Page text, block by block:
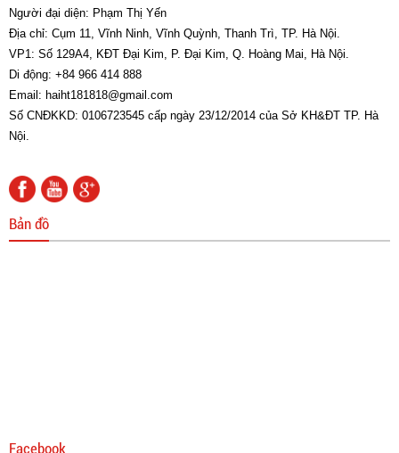
Người đại diện: Phạm Thị Yến
Địa chỉ: Cụm 11, Vĩnh Ninh, Vĩnh Quỳnh, Thanh Trì, TP. Hà Nội.
VP1: Số 129A4, KĐT Đại Kim, P. Đại Kim, Q. Hoàng Mai, Hà Nội.
Di động: +84 966 414 888
Email: haiht181818@gmail.com
Số CNĐKKD: 0106723545 cấp ngày 23/12/2014 của Sở KH&ĐT TP. Hà
Nội.
Bản đồ
Facebook